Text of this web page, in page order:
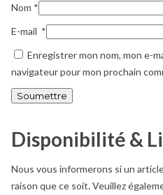
Nom *
E-mail *
Enregistrer mon nom, mon e-
navigateur pour mon prochain
Disponibilité &
Nous vous informerons si un
raison que ce soit. Veuillez